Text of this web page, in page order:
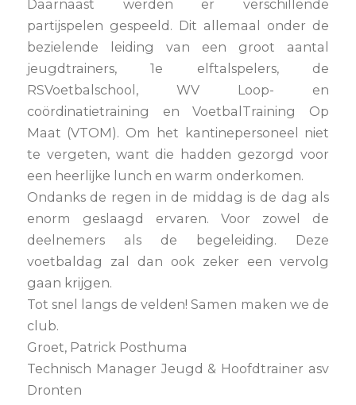
Daarnaast werden er verschillende
partijspelen gespeeld. Dit allemaal onder de
bezielende leiding van een groot aantal
jeugdtrainers, 1e elftalspelers, de
RSVoetbalschool, WV Loop- en
coördinatietraining en VoetbalTraining Op
Maat (VTOM). Om het kantinepersoneel niet
te vergeten, want die hadden gezorgd voor
een heerlijke lunch en warm onderkomen.
Ondanks de regen in de middag is de dag als
enorm geslaagd ervaren. Voor zowel de
deelnemers als de begeleiding. Deze
voetbaldag zal dan ook zeker een vervolg
gaan krijgen.
Tot snel langs de velden! Samen maken we de
club.
Groet, Patrick Posthuma
Technisch Manager Jeugd & Hoofdtrainer asv
Dronten